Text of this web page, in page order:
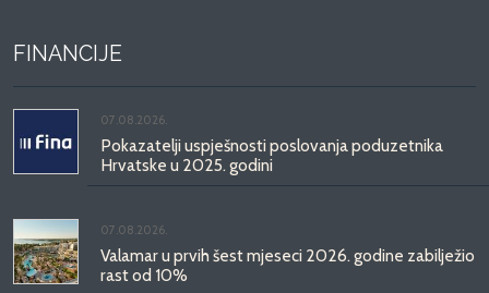
FINANCIJE
07.08.2026.
Pokazatelji uspješnosti poslovanja poduzetnika
Hrvatske u 2025. godini
07.08.2026.
Valamar u prvih šest mjeseci 2026. godine zabilježio
rast od 10%